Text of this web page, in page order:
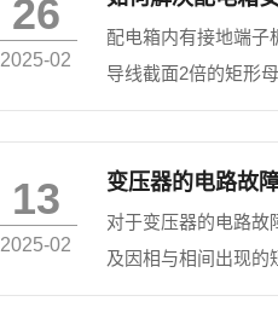
26
2025-02
配电箱内有接地端子
导线截面2倍的矩形
图纸需求选型或选
13
2025-02
变压器的电路故
对于变压器的电路故
及因相与相间出现的
常见的问题，并且该